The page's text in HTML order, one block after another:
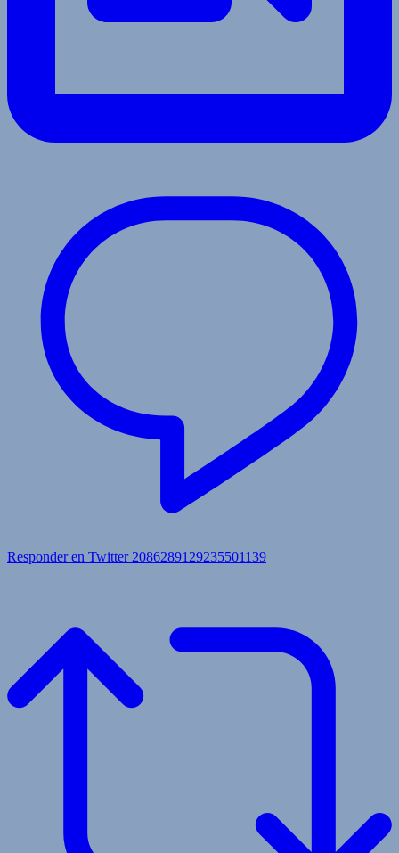
Responder en Twitter 2086289129235501139